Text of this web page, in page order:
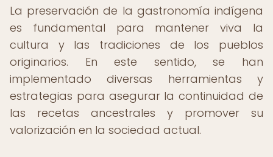
La preservación de la gastronomía indígena
es fundamental para mantener viva la
cultura y las tradiciones de los pueblos
originarios. En este sentido, se han
implementado diversas herramientas y
estrategias para asegurar la continuidad de
las recetas ancestrales y promover su
valorización en la sociedad actual.